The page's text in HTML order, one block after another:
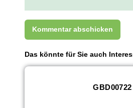
Das könnte für Sie auch
GBD00722